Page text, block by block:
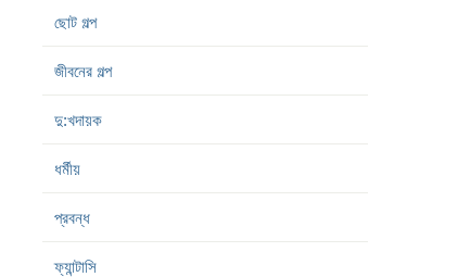
ছোট গল্প
জীবনের গল্প
দু:খদায়ক
ধর্মীয়
প্রবন্ধ
ফ্যান্টাসি